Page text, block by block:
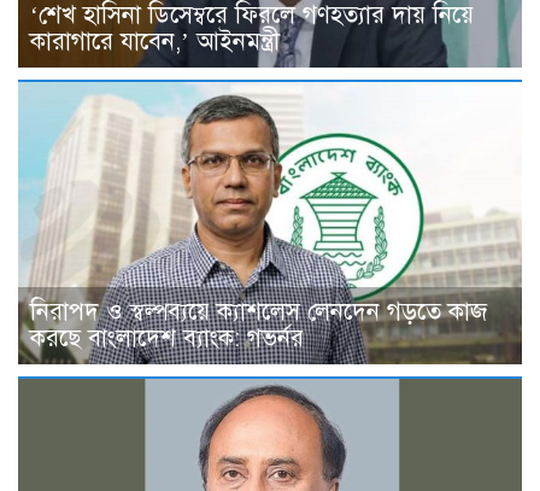
‘শেখ হাসিনা ডিসেম্বরে ফিরলে গণহত্যার দায় নিয়ে
কারাগারে যাবেন,’ আইনমন্ত্রী
নিরাপদ ও স্বল্পব্যয়ে ক্যাশলেস লেনদেন গড়তে কাজ
করছে বাংলাদেশ ব্যাংক: গভর্নর